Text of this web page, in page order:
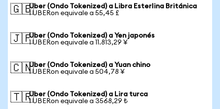
🇬🇧Uber (Ondo Tokenized) a Libra Esterlina Británica
1 UBERon equivale a 55,45 £
🇯🇵Uber (Ondo Tokenized) a Yen japonés
1 UBERon equivale a 11.813,29 ¥
🇨🇳Uber (Ondo Tokenized) a Yuan chino
1 UBERon equivale a 504,78 ¥
🇹🇷Uber (Ondo Tokenized) a Lira turca
1 UBERon equivale a 3568,29 ₺